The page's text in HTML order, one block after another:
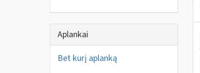
Aplankai
Bet kurį aplanką